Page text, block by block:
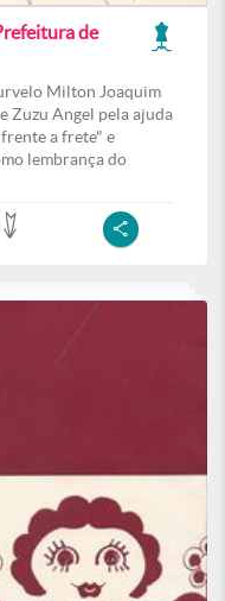
de
Milton Joaquim
Zuzu Angel pela ajuda
a frete" e
lembrança do